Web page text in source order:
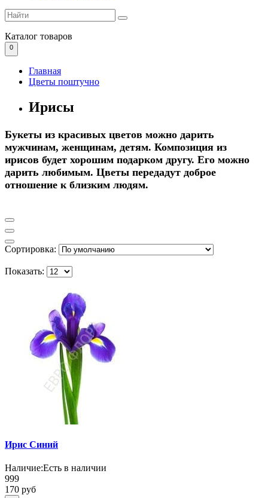
Каталог товаров
0
Главная
Цветы поштучно
Ирисы
Букеты из красивых цветов можно дарить
мужчинам, женщинам, детям. Композиция из
ирисов будет хорошим подарком другу. Его можно
дарить любимым. Цветы передадут доброе
отношение к близким людям.
Сортировка:
Показать:
Ирис Синий
Наличие:Есть в наличии
999
170 руб